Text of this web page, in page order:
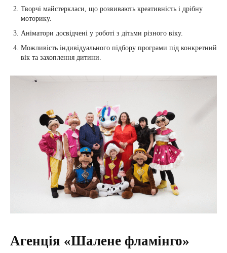
Творчі майстеркласи, що розвивають креативність і дрібну
моторику.
Аніматори досвідчені у роботі з дітьми різного віку.
Можливість індивідуального підбору програми під конкретний
вік та захоплення дитини.
Агенція «Шалене фламінго»